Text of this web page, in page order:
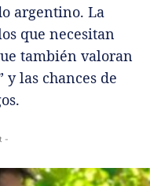
argentino. La
que necesitan
también valoran
y las chances de
-